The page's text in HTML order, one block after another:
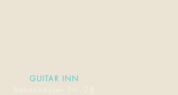
GUITAR INN
Babenhäuser Str. 28